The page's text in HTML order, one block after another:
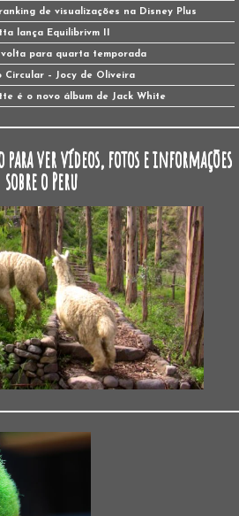
de visualizações na Disney Plus
lança Equilibrivm II
volta para quarta temporada
Circular – Jocy de Oliveira
é o novo álbum de Jack White
para ver vídeos, fotos e informações
sobre o Peru